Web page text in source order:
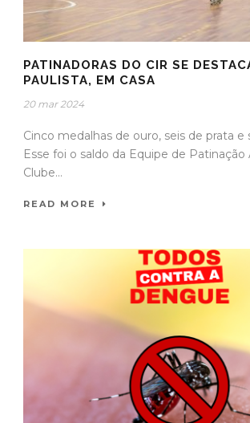
PATINADORAS DO CIR SE
PAULISTA, EM CASA
20 mar 2024
Cinco medalhas de ouro, seis de prata e
Esse foi o saldo da Equipe de Patinação
Clube...
READ MORE